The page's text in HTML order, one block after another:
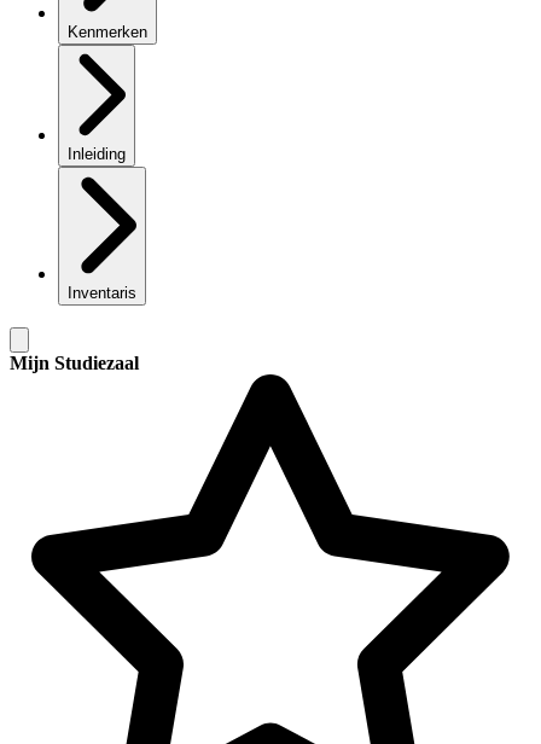
Kenmerken
Inleiding
Inventaris
Mijn Studiezaal